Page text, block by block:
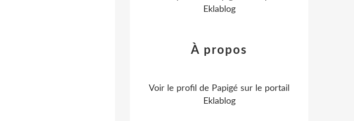
Eklablog
À propos
Voir le profil de Papigé sur le portail
Eklablog